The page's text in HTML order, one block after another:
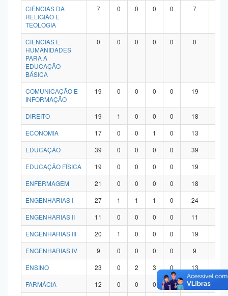
CIÊNCIAS DA
RELIGIÃO E
TEOLOGIA
7 0 0 0 0 7
CIÊNCIAS E
HUMANIDADES
PARA A
EDUCAÇÃO
BÁSICA
0 0 0 0 0 0
COMUNICAÇÃO E
INFORMAÇÃO
19 0 0 0 0 19
DIREITO 19 1 0 0 0 18
ECONOMIA
17 0 0 1 0 13
EDUCAÇÃO
39 0 0 0 0 39
EDUCAÇÃO FÍSICA
19 0 0 0 0 19
ENFERMAGEM
21 0 0 0 0 18
ENGENHARIAS I
27 1 1 1 0 24
ENGENHARIAS II
11 0 0 0 0 11
ENGENHARIAS III
20 1 0 0 0 19
ENGENHARIAS IV
9 0 0 0 0 9
ENSINO
23 0 2 3 0 13
FARMÁCIA
12 0 0 0 0 12